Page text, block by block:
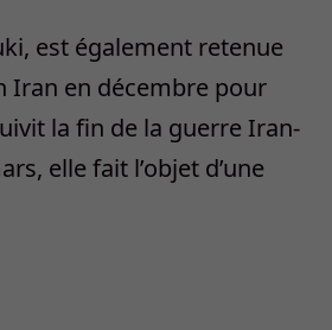
est également retenue
Iran en décembre pour
la fin de la guerre Iran-
elle fait l’objet d’une